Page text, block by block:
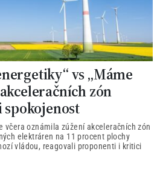
vs „Máme
zón
včera oznámila zúžení akceleračních zón
elektráren na 11 procent plochy
vládou, reagovali proponenti i kritici